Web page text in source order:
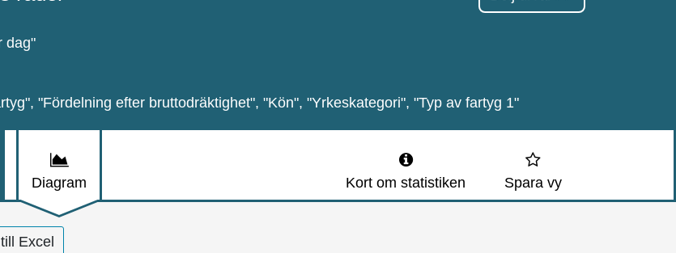
dag"
"Fördelning efter bruttodräktighet", "Kön", "Yrkeskategori", "Typ av fartyg 1"
Diagram Kort om statistiken Spara vy
Excel